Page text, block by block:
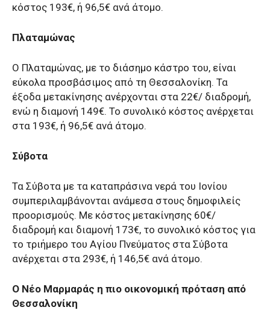
κόστος 193€, ή 96,5€ ανά άτομο.
Πλαταμώνας
Ο Πλαταμώνας, με το διάσημο κάστρο του, είναι
εύκολα προσβάσιμος από τη Θεσσαλονίκη. Τα
έξοδα μετακίνησης ανέρχονται στα 22€/ διαδρομή,
ενώ η διαμονή 149€. Το συνολικό κόστος ανέρχεται
στα 193€, ή 96,5€ ανά άτομο.
Σύβοτα
Τα Σύβοτα με τα καταπράσινα νερά του Ιονίου
συμπεριλαμβάνονται ανάμεσα στους δημοφιλείς
προορισμούς. Με κόστος μετακίνησης 60€/
διαδρομή και διαμονή 173€, το συνολικό κόστος για
το τριήμερο του Αγίου Πνεύματος στα Σύβοτα
ανέρχεται στα 293€, ή 146,5€ ανά άτομο.
Ο Νέο Μαρμαράς η πιο οικονομική πρόταση από
Θεσσαλονίκη